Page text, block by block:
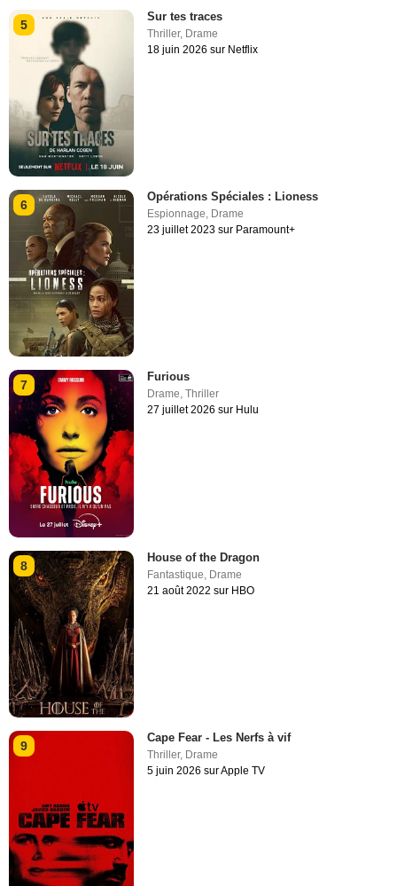
5
Sur tes traces
Thriller, Drame
18 juin 2026 sur Netflix
6
Opérations Spéciales : Lioness
Espionnage, Drame
23 juillet 2023 sur Paramount+
7
Furious
Drame,Thriller
27 juillet 2026 sur Hulu
8
House of the Dragon
Fantastique Drame
21 août 2022 sur HBO
9
Cape Fear - Les Nerfs à vif
Thriller, Drame
5 juin 2026 sur Apple TV